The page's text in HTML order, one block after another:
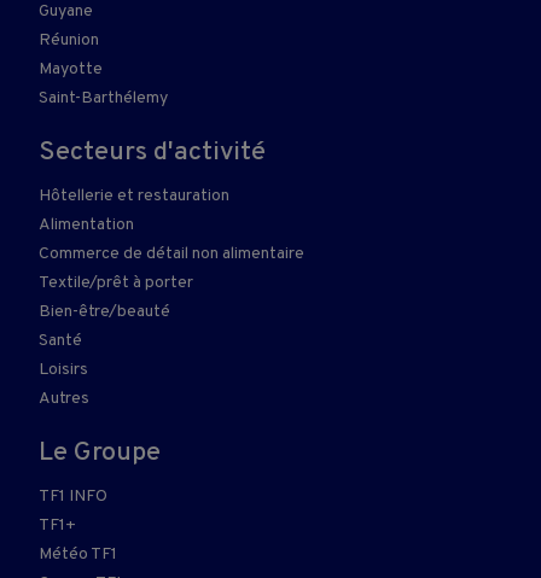
Guyane
Réunion
Mayotte
Saint-Barthélemy
Secteurs d'activité
Hôtellerie et restauration
Alimentation
Commerce de détail non alimentaire
Textile/prêt à porter
Bien-être/beauté
Santé
Loisirs
Autres
Le Groupe
TF1 INFO
TF1+
Météo TF1